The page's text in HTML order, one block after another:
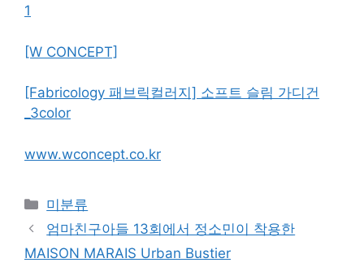
1
[W CONCEPT]
[Fabricology 패브릭컬러지] 소프트 슬림 가디건
_3color
www.wconcept.co.kr
Categories
미분류
엄마친구아들 13회에서 정소민이 착용한
MAISON MARAIS Urban Bustier